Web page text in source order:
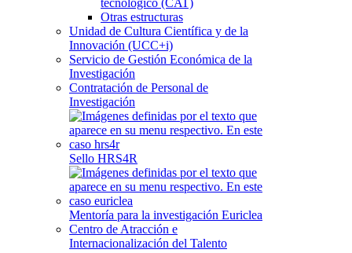
tecnológico (CAT)
Otras estructuras
Unidad de Cultura Científica y de la
Innovación (UCC+i)
Servicio de Gestión Económica de la
Investigación
Contratación de Personal de
Investigación
Sello HRS4R
Mentoría para la investigación Euriclea
Centro de Atracción e
Internacionalización del Talento